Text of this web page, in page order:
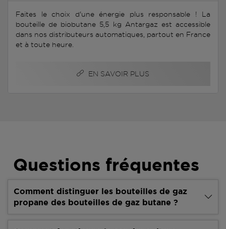
Faites le choix d'une énergie plus responsable ! La
bouteille de biobutane 5,5 kg Antargaz est accessible
dans nos distributeurs automatiques, partout en France
et à toute heure.
EN SAVOIR PLUS
Questions fréquentes
Comment distinguer les bouteilles de gaz
propane des bouteilles de gaz butane ?